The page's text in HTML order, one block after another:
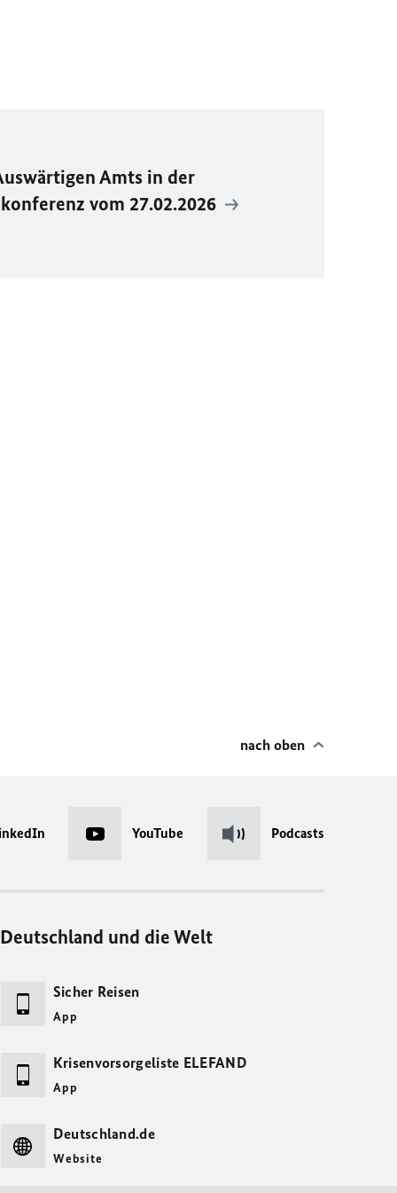
Amts in der
vom 27.02.2026
nach oben
YouTube Podcasts
Deutschland und die Welt
Sicher Reisen
App
Krisenvorsorgeliste ELEFAND
App
Deutschland.de
Website